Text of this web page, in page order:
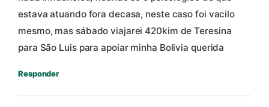
estava atuando fora decasa, neste caso foi vacilo
mesmo, mas sábado viajarei 420kim de Teresina
para São Luis para apoiar minha Bolivia querida
Responder